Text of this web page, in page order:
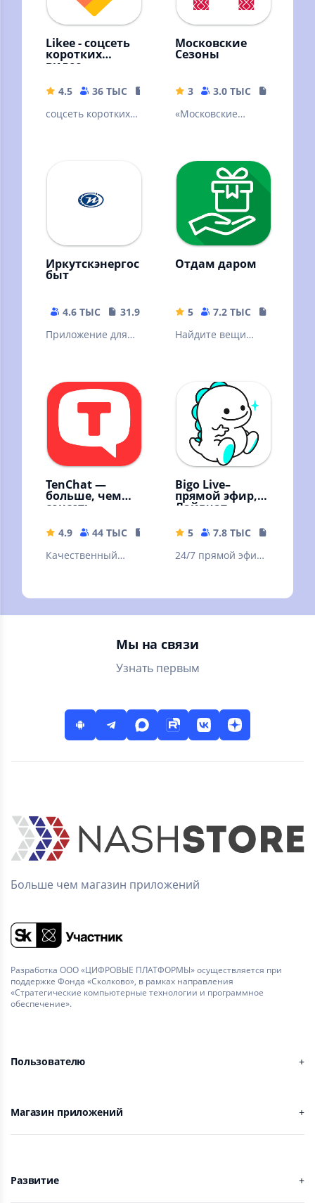
Likee - соцсеть
коротких
видео
4.5 36 ТЫС
91.03 MB
соцсеть коротких
Московские
Сезоны
3 3.0 ТЫС
«Московские
столицы!
Иркутскэнергос
быт
4.6 ТЫС
31.92 MB
Приложение для
показаний
Отдам даром
5 7.2 ТЫС
Найдите вещи
городе и
поделитесь
своими!
TenChat —
больше, чем
соцсеть
4.9 44 ТЫС
118.39 MB
Качественный
знакомства с
профи
Bigo Live–
прямой эфир,
Лайвчат
5 7.8 ТЫС
24/7 прямой эфир,
Мы на связи
Узнать первым
Больше чем магазин приложений
Разработка ООО «ЦИФРОВЫЕ ПЛАТФОРМЫ» осуществляется при
поддержке Фонда «Сколково», в рамках направления
«Стратегические компьютерные технологии и программное
обеспечение».
Пользователю
Магазин приложений
Развитие